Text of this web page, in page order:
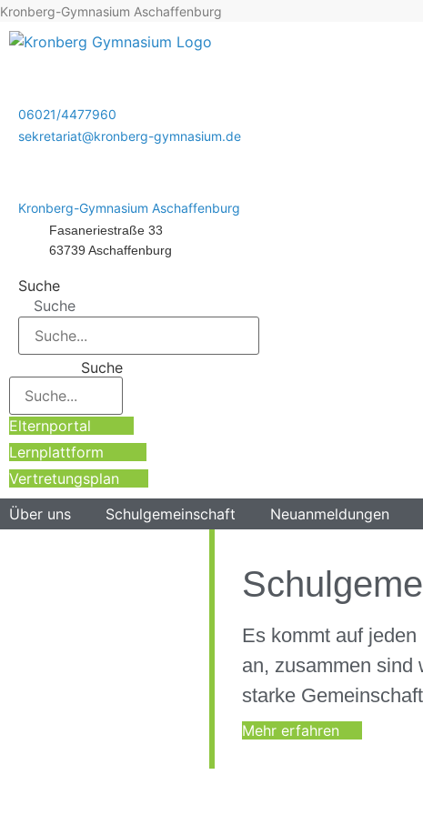
Kronberg-Gymnasium Aschaffenburg
06021/4477960
sekretariat@kronberg-gymnasium.de
Kronberg-Gymnasium Aschaffenburg
Fasaneriestraße 33
63739 Aschaffenburg
Suche
Suche
Suche
Elternportal
Lernplattform
Vertretungsplan
Über uns
Schulgemeinschaft Neuanmeldungen
Es kommt auf jeden
an, zusammen sind
starke
Mehr erfahren